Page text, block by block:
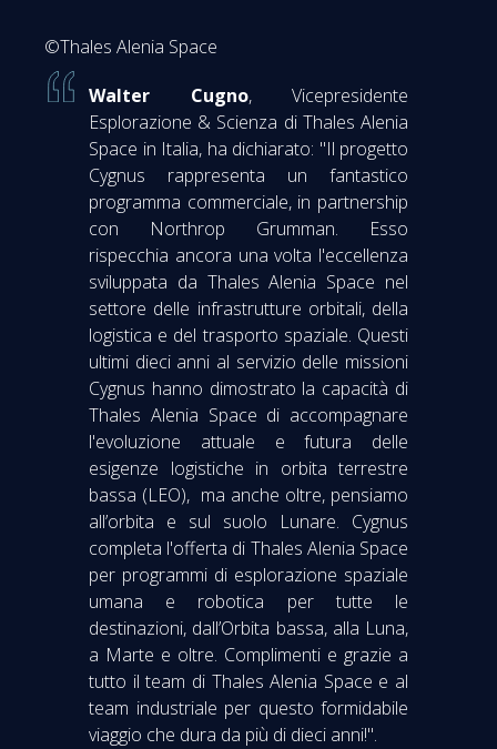
©Thales Alenia Space
Walter Cugno, Vicepresidente
Esplorazione & Scienza di Thales Alenia
Space in Italia, ha dichiarato: "Il progetto
Cygnus rappresenta un fantastico
programma commerciale, in partnership
con Northrop Grumman. Esso
rispecchia ancora una volta l'eccellenza
sviluppata da Thales Alenia Space nel
settore delle infrastrutture orbitali, della
logistica e del trasporto spaziale. Questi
ultimi dieci anni al servizio delle missioni
Cygnus hanno dimostrato la capacità di
Thales Alenia Space di accompagnare
l'evoluzione attuale e futura delle
esigenze logistiche in orbita terrestre
bassa (LEO), ma anche oltre, pensiamo
all’orbita e sul suolo Lunare. Cygnus
completa l'offerta di Thales Alenia Space
per programmi di esplorazione spaziale
umana e robotica per tutte le
destinazioni, dall’Orbita bassa, alla Luna,
a Marte e oltre. Complimenti e grazie a
tutto il team di Thales Alenia Space e al
team industriale per questo formidabile
viaggio che dura da più di dieci anni!".